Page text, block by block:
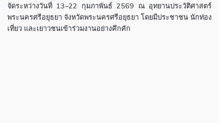
จัดระหว่างวันที่ 13–22 กุมภาพันธ์ 2569 ณ อุทยานประวัติศาสตร์
พระนครศรีอยุธยา จังหวัดพระนครศรีอยุธยา โดยมีประชาชน นักท่อง
เที่ยว และเยาวชนเข้าร่วมงานอย่างคึกคัก